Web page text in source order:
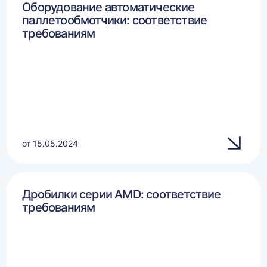
Оборудование автоматические
паллетообмотчики: соответствие
требованиям
от 15.05.2024
Дробилки серии AMD: соответствие
требованиям